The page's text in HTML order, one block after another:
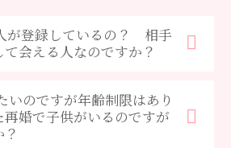
が登録しているの？ 相手
会える人なのですか？
のですが年齢制限はあり
再婚で子供がいるのですが